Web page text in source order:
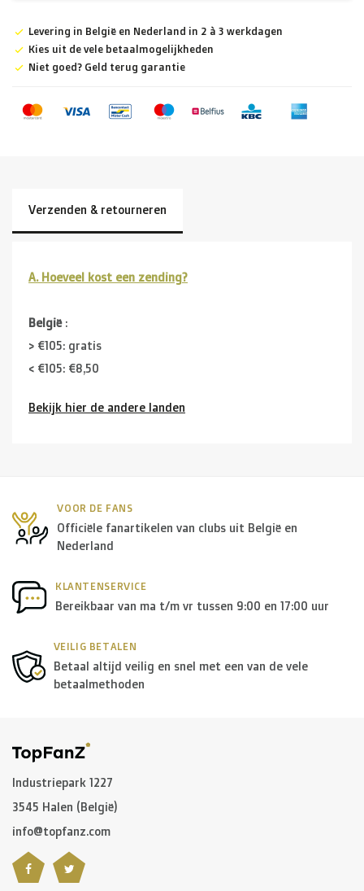
Levering in België en Nederland in 2 à 3 werkdagen
Kies uit de vele betaalmogelijkheden
Niet goed? Geld terug garantie
Verzenden & retourneren
A. Hoeveel kost een zending?
België :
> €105: gratis
< €105: €8,50
Buurlanden(Duitsland, Luxemburg, Frankrijk ):
> €150: gratis
Europese Unie Zone 1(Denemarken, Finland,
Portugal, Spanje, Tsjechië, Zweden):
> €199: gratis
Rest van Europa + Middellands Zeegebied + Zwitserland
+ USA
Rest van de wereld + Canada
*Voor grote zendingen naar het buitenland, gelieve ons
te contacteren.
Bekijk hier de andere landen
VOOR DE FANS
Officiële fanartikelen van clubs uit België en
Nederland
KLANTENSERVICE
Bereikbaar van ma t/m vr tussen 9:00 en 17:00 uur
VEILIG BETALEN
Betaal altijd veilig en snel met een van de vele
betaalmethoden
Industriepark 1227
3545 Halen (België)
info@topfanz.com